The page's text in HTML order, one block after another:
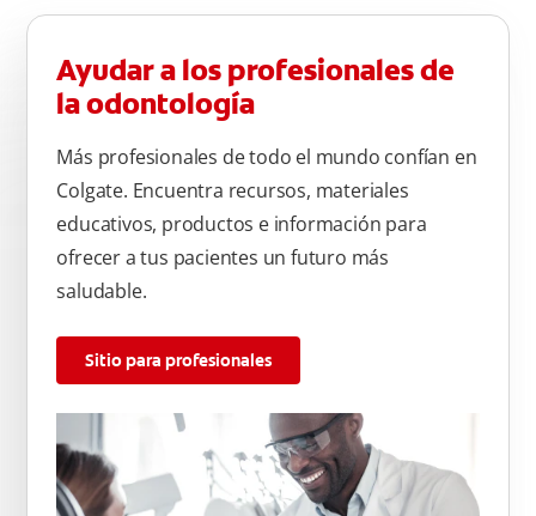
Ayudar a los profesionales de
la odontología
Más profesionales de todo el mundo confían en
Colgate. Encuentra recursos, materiales
educativos, productos e información para
ofrecer a tus pacientes un futuro más
saludable.
Sitio para profesionales